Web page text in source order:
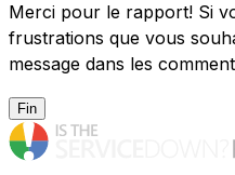
Merci pour le rapport! Si
frustrations que vous
message dans les
Fin